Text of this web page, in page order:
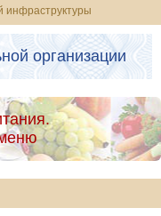
инфраструктуры
организации